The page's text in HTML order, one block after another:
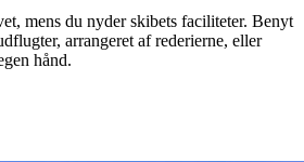
mens du nyder skibets faciliteter. Benyt
arrangeret af rederierne, eller
hånd.